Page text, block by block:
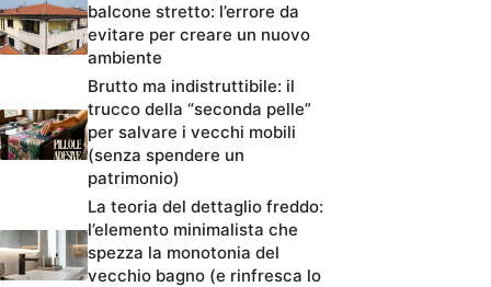
balcone stretto: l’errore da
evitare per creare un nuovo
ambiente
Brutto ma indistruttibile: il
trucco della “seconda pelle”
per salvare i vecchi mobili
(senza spendere un
patrimonio)
La teoria del dettaglio freddo:
l’elemento minimalista che
spezza la monotonia del
vecchio bagno (e rinfresca lo